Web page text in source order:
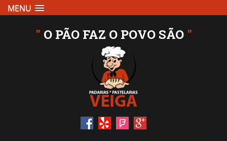
MENU
" O PÃO FAZ O POVO SÃO "